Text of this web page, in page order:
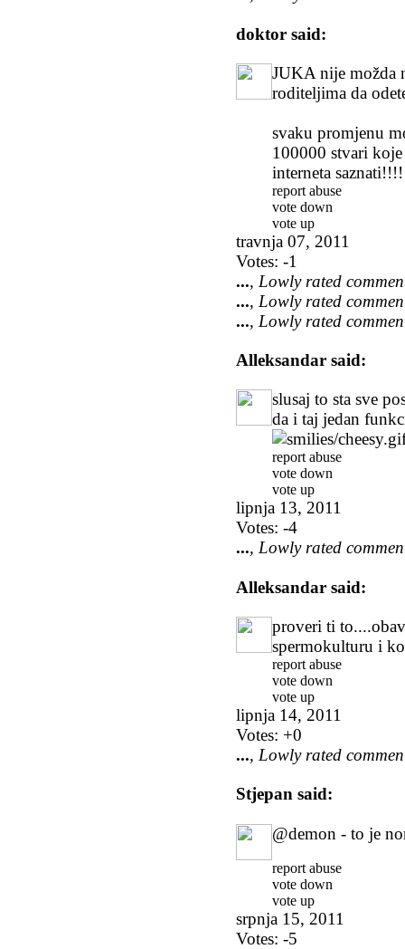
doktor said:
JUKA nije možda
roditeljima da
svaku promjenu
100000 stvari
interneta saznati!!!!
report abuse
vote down
vote up
travnja 07, 2011
Votes: -1
..., Lowly rated
..., Lowly rated
..., Lowly rated
Alleksandar said:
slusaj to sta sve
da i taj jedan
report abuse
vote down
vote up
lipnja 13, 2011
Votes: -4
..., Lowly rated
Alleksandar said:
proveri ti
spermokulturu i
report abuse
vote down
vote up
lipnja 14, 2011
Votes: +0
..., Lowly rated
Stjepan said:
@demon - to je
report abuse
vote down
vote up
srpnja 15, 2011
Votes: -5